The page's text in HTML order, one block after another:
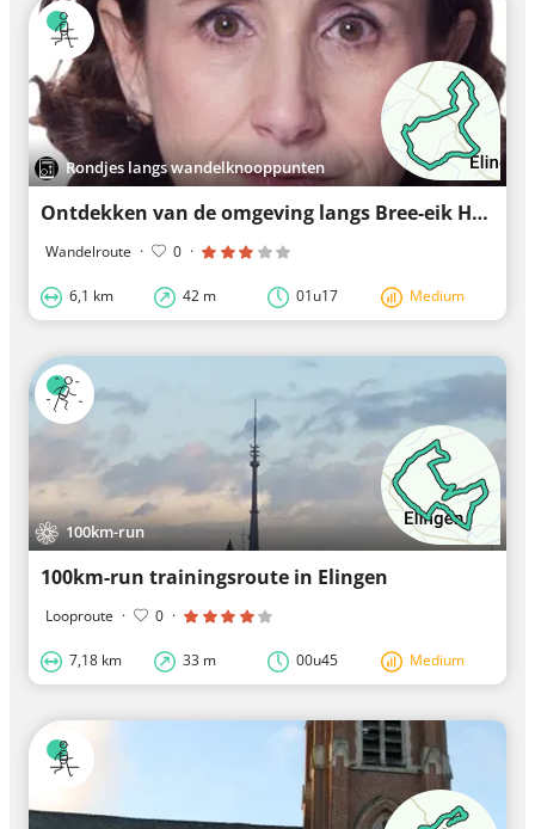
Rondjes langs wandelknooppunten
Ontdekken van de omgeving langs Bree-eik Hoeve
Wandelroute · 0 ·
6,1 km 42 m 01u17 Medium
100km-run
100km-run trainingsroute in Elingen
Looproute · 0 ·
7,18 km 33 m 00u45 Medium